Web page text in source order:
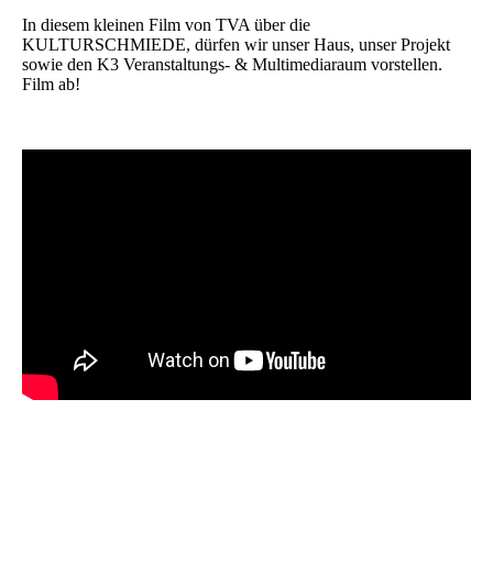
In diesem kleinen Film von TVA über die
KULTURSCHMIEDE, dürfen wir unser Haus, unser Projekt
sowie den K3 Veranstaltungs- & Multimediaraum vorstellen.
Film ab!